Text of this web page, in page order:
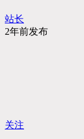
站长
2年前发布
关注